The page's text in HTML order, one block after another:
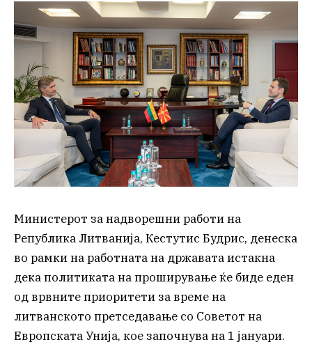
Министерот за надворешни работи на
Република Литванија, Кестутис Будрис, денеска
во рамки на работната на државата истакна
дека политиката на проширување ќе биде еден
од врвните приоритети за време на
литванското претседавање со Советот на
Европската Унија, кое започнува на 1 јануари.